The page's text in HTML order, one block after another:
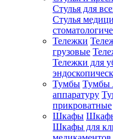
Стулья для
Стулья
Тележки
грузовые
Тележки для
Тумбы Тумбы
аппаратуру
прикроватные
Шкафы
Шкафы для